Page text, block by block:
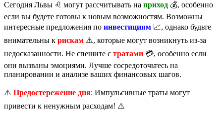
Сегодня Львы ♌️ могут рассчитывать на приход 💰, особенно
если вы будете готовы к новым возможностям. Возможны
интересные предложения по инвестициям 📈, однако будьте
внимательны к рискам ⚠️, которые могут возникнуть из-за
недосказанности. Не спешите с тратами 💳, особенно если
они вызваны эмоциями. Лучше сосредоточьтесь на
планировании и анализе ваших финансовых шагов.
⚠️ Предостережение дня: Импульсивные траты могут
привести к ненужным расходам! ⚠️